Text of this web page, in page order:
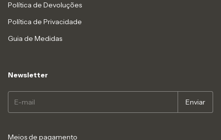
Política de Devoluções
Política de Privacidade
Guia de Medidas
Newsletter
Meios de pagamento